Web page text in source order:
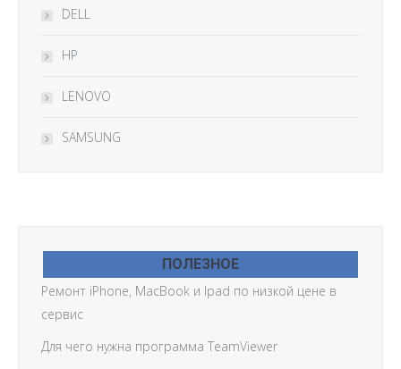
DELL
HP
LENOVO
SAMSUNG
ПОЛЕЗНОЕ
Ремонт iPhone, MacBook и Ipad по низкой цене в
сервис
Для чего нужна программа TeamViewer